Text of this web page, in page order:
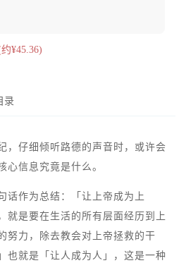
¥45.36)
录
，仔细倾听路德的声音时，或许会
心信息究竟是什么。
话作为总结：「让上帝成为上
就是要在生活的所有层面经历到上
努力，除去教会对上帝拯救的干
也就是「让人成为人」，这是一种